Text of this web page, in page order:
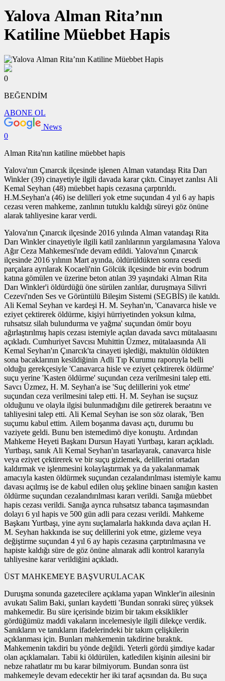
Yalova Alman Rita’nın
Katiline Müebbet Hapis
0
BEĞENDİM
ABONE OL
News
0
Alman Rita'nın katiline müebbet hapis
Yalova'nın Çınarcık ilçesinde işlenen Alman vatandaşı Rita Darı
Winkler (39) cinayetiyle ilgili davada karar çıktı. Cinayet zanlısı Ali
Kemal Seyhan (48) müebbet hapis cezasına çarptırıldı.
H.M.Seyhan'a (46) ise delilleri yok etme suçundan 4 yıl 6 ay hapis
cezası veren mahkeme, zanlının tutuklu kaldığı süreyi göz önüne
alarak tahliyesine karar verdi.
Yalova'nın Çınarcık ilçesinde 2016 yılında Alman vatandaşı Rita
Darı Winkler cinayetiyle ilgili katil zanlılarının yargılamasına Yalova
Ağır Ceza Mahkemesi'nde devam edildi. Yalova'nın Çınarcık
ilçesinde 2016 yılının Mart ayında, öldürüldükten sonra cesedi
parçalara ayrılarak Kocaeli'nin Gölcük ilçesinde bir evin bodrum
katına gömülen ve üzerine beton atılan 39 yaşındaki Alman Rita
Darı Winkler'i öldürdüğü öne sürülen zanlılar, duruşmaya Silivri
Cezevi'nden Ses ve Görüntülü Bileşim Sistemi (SEGBİS) ile katıldı.
Ali Kemal Seyhan ve kardeşi H. M. Seyhan'ın, 'Canavarca hisle ve
eziyet çektirerek öldürme, kişiyi hürriyetinden yoksun kılma,
ruhsatsız silah bulundurma ve yağma' suçundan ömür boyu
ağırlaştırılmış hapis cezası istemiyle açılan davada savcı mütalaasını
açıkladı. Cumhuriyet Savcısı Muhittin Üzmez, mütalaasında Ali
Kemal Seyhan'ın Çınarcık'ta cinayeti işlediği, maktulün öldükten
sona bacaklarının kesildiğinin Adli Tıp Kurumu raporuyla belli
olduğu gerekçesiyle 'Canavarca hisle ve eziyet çektirerek öldürme'
suçu yerine 'Kasten öldürme' suçundan ceza verilmesini talep etti.
Savcı Üzmez, H. M. Seyhan'a ise 'Suç delillerini yok etme'
suçundan ceza verilmesini talep etti. H. M. Seyhan ise suçsuz
olduğunu ve olayla ilgisi bulunmadığını dile getirerek beraatını ve
tahliyesini talep etti. Ali Kemal Seyhan ise son söz olarak, 'Ben
suçumu kabul ettim. Ailem boşanma davası açtı, durumu bu
vaziyete geldi. Bunu ben istemedimö diye konuştu. Ardından
Mahkeme Heyeti Başkanı Dursun Hayati Yurtbaşı, kararı açıkladı.
Yurtbaşı, sanık Ali Kemal Seyhan'ın tasarlayarak, canavarca hisle
veya eziyet çektirerek ve bir suçu gizlemek, delillerini ortadan
kaldırmak ve işlenmesini kolaylaştırmak ya da yakalanmamak
amacıyla kasten öldürmek suçundan cezalandırılması istemiyle kamu
davası açılmış ise de kabul edilen oluş şekline binaen sanığın kasten
öldürme suçundan cezalandırılması kararı verildi. Sanığa müebbet
hapis cezası verildi. Sanığa ayrıca ruhsatsız tabanca taşımasından
dolayı 6 yıl hapis ve 500 gün adli para cezası verildi. Mahkeme
Başkanı Yurtbaşı, yine aynı suçlamalarla hakkında dava açılan H.
M. Seyhan hakkında ise suç delillerini yok etme, gizleme veya
değiştirme suçundan 4 yıl 6 ay hapis cezasına çarptırılmasına ve
hapiste kaldığı süre de göz önüne alınarak adli kontrol kararıyla
tahliyesine karar verildiğini açıkladı.
ÜST MAHKEMEYE BAŞVURULACAK
Duruşma sonunda gazetecilere açıklama yapan Winkler'in ailesinin
avukatı Salim Baki, şunları kaydetti 'Bundan sonraki süreç yüksek
mahkemedir. Bu süre içerisinde bizim bir takım eksiklikler
gördüğümüz maddi vakaların incelemesiyle ilgili dilekçe verdik.
Sanıkların ve tanıkların ifadelerindeki bir takım çelişkilerin
açıklanması için. Bunları mahkemenin takdirine bıraktık.
Mahkemenin takdiri bu yönde değildi. Yeterli gördü şimdiye kadar
olan açıklamaları. Tabii ki öldürülen, katledilen kişinin ailesini bir
nebze rahatlatır mı bu karar bilmiyorum. Bundan sonra üst
mahkemeyle devam edecektir her iki taraf açısından da. Bu suça